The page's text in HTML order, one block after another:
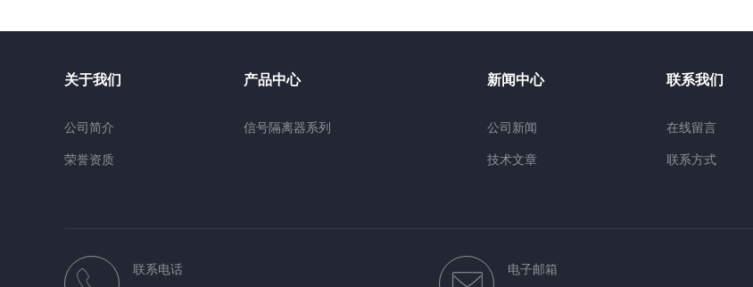
关于我们
公司简介
荣誉资质
产品中心
信号隔离器系列
新闻中心
公司新闻
技术文章
联系我们
在线留言
联系方式
联系电话 电子邮箱